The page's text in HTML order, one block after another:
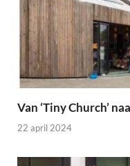
Van ‘Tiny Church’
22 april 2024